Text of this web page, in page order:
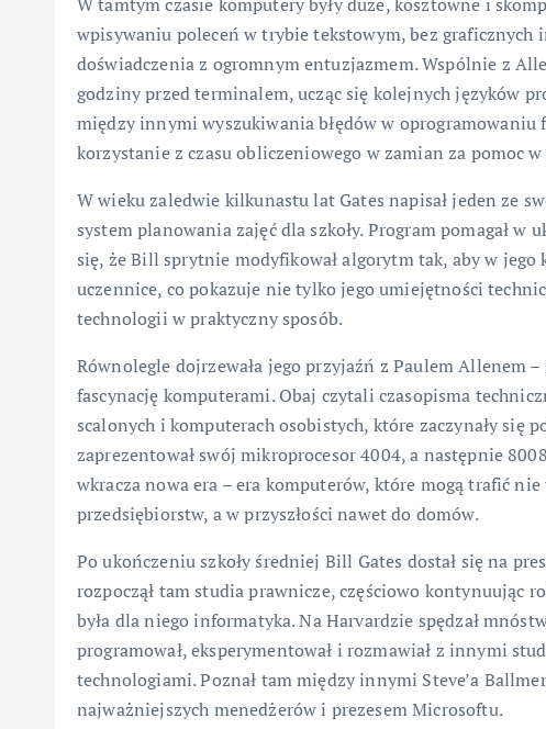
wpisywaniu poleceń w trybie tekstowym, bez graficznych
doświadczenia z ogromnym entuzjazmem. Wspólnie z
godziny przed terminalem, ucząc się kolejnych języków
między innymi wyszukiwania błędów w
korzystanie z czasu obliczeniowego w zamian za pomoc
W wieku zaledwie kilkunastu lat Gates napisał jeden ze
system planowania zajęć dla szkoły. Program pomagał w
się, że Bill sprytnie modyfikował algorytm tak, aby w jego
uczennice, co pokazuje nie tylko jego umiejętności
technologii w praktyczny sposób.
Równolegle dojrzewała jego przyjaźń z Paulem Allenem
fascynację komputerami. Obaj czytali czasopisma
scalonych i komputerach osobistych, które zaczynały się
zaprezentował swój mikroprocesor 4004, a następnie
wkracza nowa era – era komputerów, które mogą trafić
przedsiębiorstw, a w przyszłości nawet do domów.
Po ukończeniu szkoły średniej Bill Gates dostał się na
rozpoczął tam studia prawnicze, częściowo kontynuując
była dla niego informatyka. Na Harvardzie spędzał
programował, eksperymentował i rozmawiał z innymi
technologiami. Poznał tam między innymi Steve’a
najważniejszych menedżerów i prezesem Microsoftu.